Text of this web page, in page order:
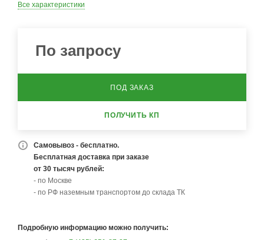
Все характеристики
По запросу
ПОД ЗАКАЗ
ПОЛУЧИТЬ КП
Самовывоз - бесплатно.
Бесплатная доставка при заказе
от 30 тысяч рублей:
- по Москве
- по РФ наземным транспортом до склада ТК
Подробную информацию можно получить: